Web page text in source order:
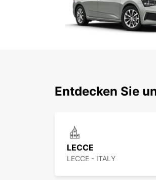
Entdecken Sie
LECCE
LECCE - ITALY